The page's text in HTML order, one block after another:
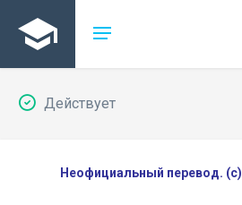
Действует
Неофициальный перевод.